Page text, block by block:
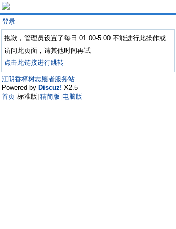
登录
抱歉，管理员设置了每日 01:00-5:00 不能进行此操作或
访问此页面，请其他时间再试
点击此链接进行跳转
江阴香樟树志愿者服务站
Powered by Discuz! X2.5
首页 标准版 精简版 电脑版